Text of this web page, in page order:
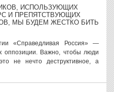
ИСПОЛЬЗУЮЩИХ
И ПРЕПЯТСТВУЮЩИХ
МЫ БУДЕМ ЖЕСТКО БИТЬ
«Справедливая Россия» —
оппозиции. Важно, чтобы люди
не нечто деструктивное, а